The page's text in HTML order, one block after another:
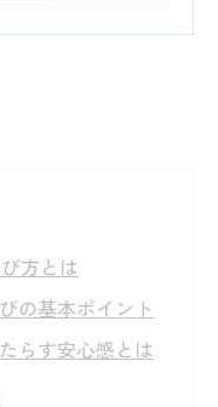
方とは
の基本ポイント
らす安心感とは
具の特徴を解説